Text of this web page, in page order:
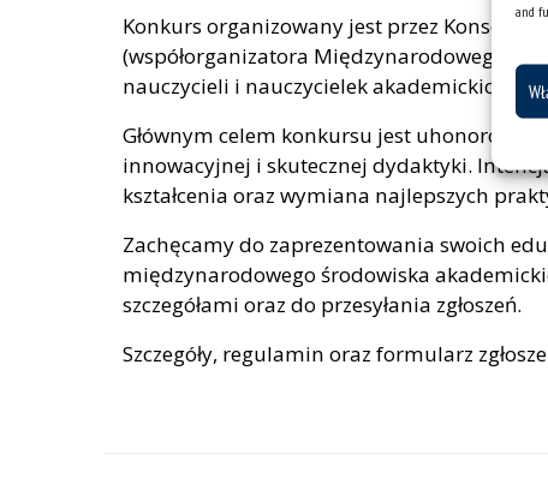
and
Konkurs organizowany jest przez
(współorganizatora Międzynarodowego
nauczycieli i nauczycielek akademickich
Głównym celem konkursu jest
innowacyjnej i skutecznej dydaktyki.
kształcenia oraz wymiana najlepszych
Zachęcamy do zaprezentowania swoich
międzynarodowego środowiska
szczegółami oraz do przesyłania zgłoszeń.
Szczegóły, regulamin oraz formularz